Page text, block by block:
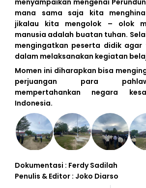
menyampaikan mengenai
mana sama saja kita
jikalau kita mengolok – olok
manusia adalah buatan tuhan.
mengingatkan peserta didik
dalam melaksanakan kegiatan
Momen ini diharapkan bisa
perjuangan para
mempertahankan negara
Indonesia.
Dokumentasi : Ferdy Sadilah
Penulis & Editor : Joko Diarso